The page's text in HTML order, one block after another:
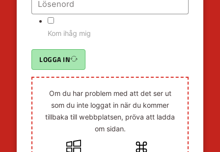
Kom ihåg mig
LOGGA IN
Om du har problem med att det ser ut
som du inte loggat in när du kommer
tillbaka till webbplatsen, pröva att ladda
om sidan.